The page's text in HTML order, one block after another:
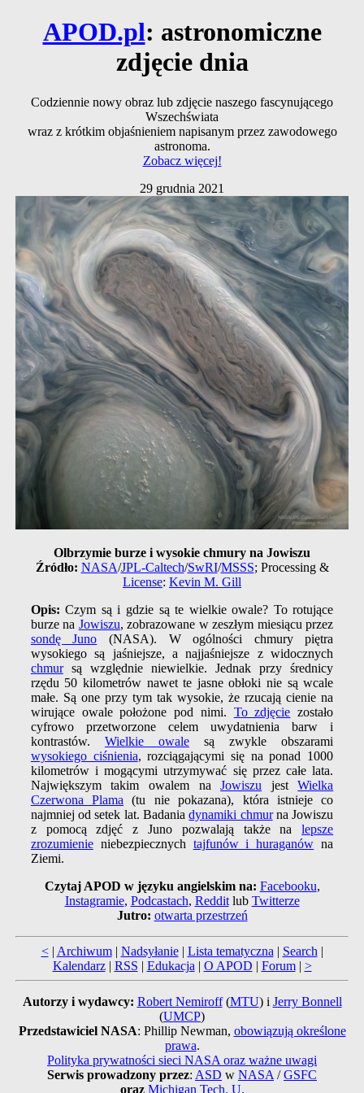
APOD.pl: astronomiczne
zdjęcie dnia
Codziennie nowy obraz lub zdjęcie naszego fascynującego
Wszechświata
wraz z krótkim objaśnieniem napisanym przez zawodowego
astronoma.
Zobacz więcej!
29 grudnia 2021
Olbrzymie burze i wysokie chmury na Jowiszu
Źródło: NASA/JPL-Caltech/SwRI/MSSS; Processing &
License: Kevin M. Gill
Opis:Czym są i gdzie są te wielkie owale? To rotujące
burze na Jowiszu, zobrazowane w zeszłym miesiącu przez
sondę Juno (NASA). W ogólności chmury piętra
wysokiego są jaśniejsze, a najjaśniejsze z widocznych
chmursą względnie niewielkie. Jednak przy średnicy
rzędu 50 kilometrów nawet te jasne obłoki nie są wcale
małe. Są one przy tym tak wysokie, że rzucają cienie na
wirujące owale położone pod nimi. To zdjęcie zostało
cyfrowo przetworzone celem uwydatnienia barw i
kontrastów. Wielkie owalesą zwykle obszarami
wysokiego ciśnienia, rozciągającymi się na ponad 1000
kilometrów i mogącymi utrzymywać się przez całe lata.
Największym takim owalem naJowiszu jestWielka
Czerwona Plama (tu nie pokazana), która istnieje co
najmniej od setek lat. Badaniadynamiki chmurna Jowiszu
z pomocą zdjęć z Juno pozwalają także nalepsze
zrozumienieniebezpiecznych tajfunów i huraganów na
Ziemi.
Czytaj APOD w języku angielskim na: Facebooku,
Instagramie, Podcastach, Redditlub Twitterze
Jutro: otwarta przestrzeń
<| Archiwum| Nadsyłanie| Lista tematyczna | Search |
Kalendarz| RSS | Edukacja | O APOD | Forum| >
Autorzy i wydawcy: Robert Nemiroff(MTU) i Jerry Bonnell
(UMCP)
Przedstawiciel NASA: Phillip Newman, obowiązują określone
prawa.
Polityka prywatności sieci NASA oraz ważne uwagi
Serwis prowadzony przez: ASD w NASA /GSFC
oraz Michigan Tech. U.